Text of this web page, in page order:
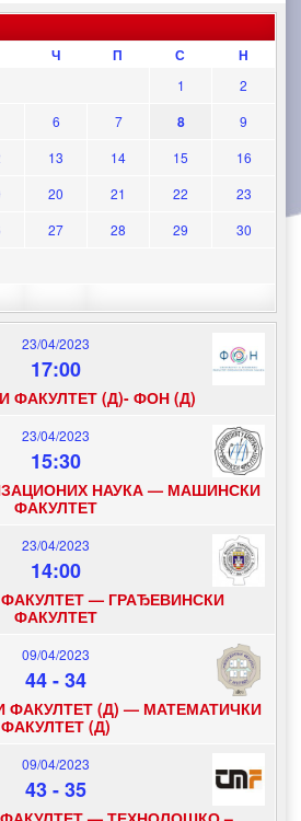
Ч П С Н
1
2
6 7 8
9
13 14 15
16
20 21 22
23
27 28 29
30
23/04/2023
17:00
ФАКУЛТЕТ (Д)- ФОН (Д)
23/04/2023
15:30
НАУКА — МАШИНСКИ
ФАКУЛТЕТ
23/04/2023
14:00
— ГРАЂЕВИНСКИ
ФАКУЛТЕТ
09/04/2023
44-34
ФАКУЛТЕТ (Д) — МАТЕМАТИЧКИ
ФАКУЛТЕТ (Д)
09/04/2023
43-35